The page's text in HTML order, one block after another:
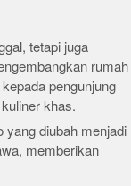
tetapi juga
rumah
pengunjung
khas.
yang diubah menjadi
memberikan